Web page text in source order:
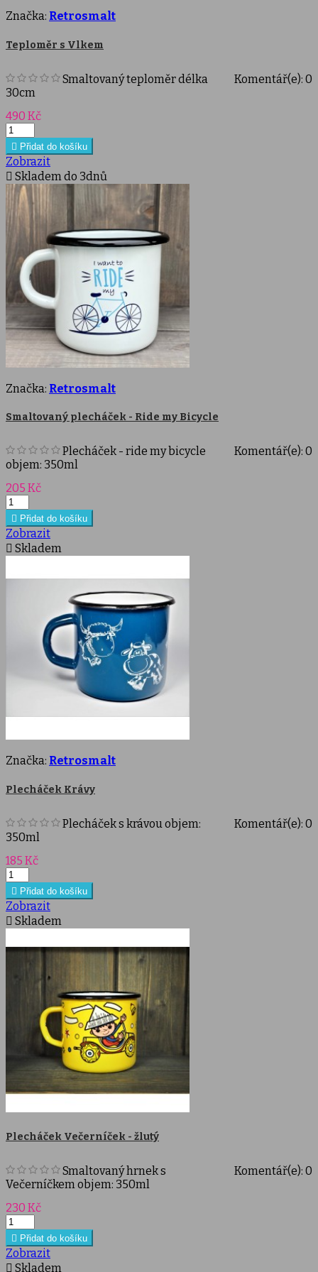
Značka: Retrosmalt
Teploměr s Vlkem
Komentář(e): 0
Smaltovaný teploměr délka
30cm
Cena
490 Kč
 Přidat do košíku
Zobrazit
 Skladem do 3dnů
Značka: Retrosmalt
Smaltovaný plecháček - Ride my Bicycle
Komentář(e): 0
Plecháček - ride my bicycle
objem: 350ml
Cena
205 Kč
 Přidat do košíku
Zobrazit
 Skladem
Značka: Retrosmalt
Plecháček Krávy
Komentář(e): 0
Plecháček s krávou objem:
350ml
Cena
185 Kč
 Přidat do košíku
Zobrazit
 Skladem
Plecháček Večerníček - žlutý
Komentář(e): 0
Smaltovaný hrnek s
Večerníčkem objem: 350ml
Cena
230 Kč
 Přidat do košíku
Zobrazit
 Skladem